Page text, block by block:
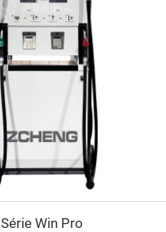
Série Win Pro